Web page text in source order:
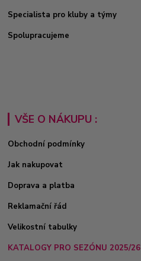
Specialista pro kluby a týmy
Spolupracujeme
VŠE O NÁKUPU :
Obchodní podmínky
Jak nakupovat
Doprava a platba
Reklamační řád
Velikostní tabulky
KATALOGY PRO SEZÓNU 2025/26